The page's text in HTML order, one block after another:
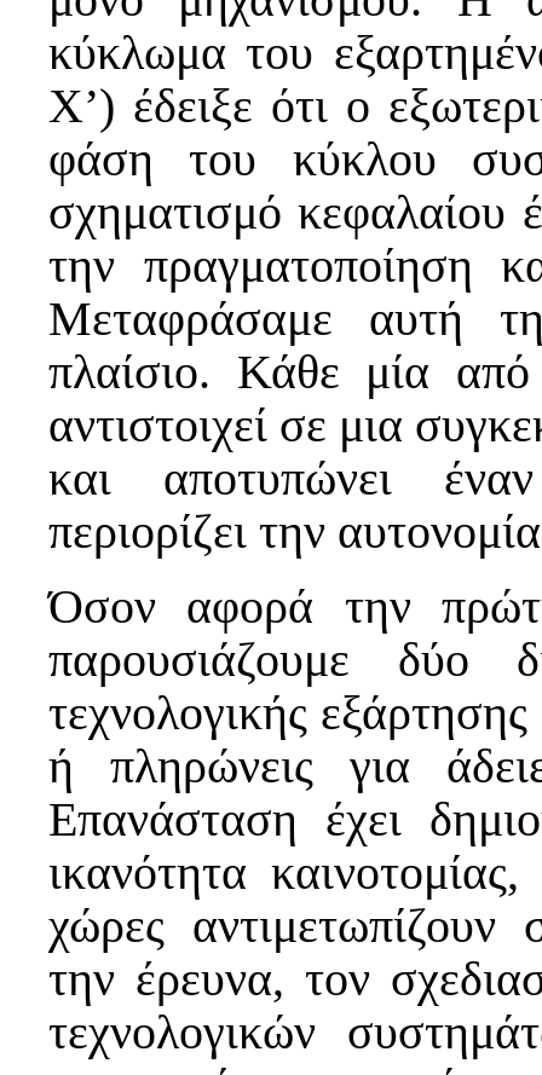
κύκλωμα του
Χ’) έδειξε ότι ο
φάση του κύκλου
σχηματισμό κεφαλαίου
την πραγματοποίηση
Μεταφράσαμε αυτή
πλαίσιο. Κάθε μία
αντιστοιχεί σε μια
και αποτυπώνει
περιορίζει την
Όσον αφορά την
παρουσιάζουμε δύο
τεχνολογικής
ή πληρώνεις για
Επανάσταση έχει
ικανότητα
χώρες αντιμετωπίζουν
την έρευνα, τον
τεχνολογικών